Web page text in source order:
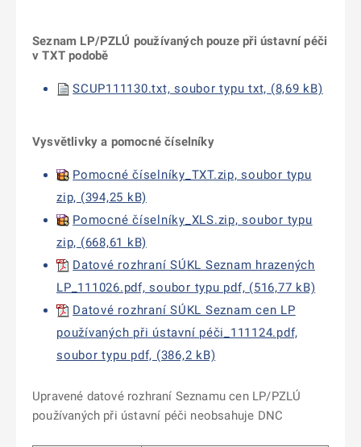
Seznam LP/PZLÚ používaných pouze při ústavní péči
v TXT podobě
SCUP111130.txt, soubor typu txt, (8,69 kB)
Vysvětlivky a pomocné číselníky
Pomocné číselníky_TXT.zip, soubor typu
zip, (394,25 kB)
Pomocné číselníky_XLS.zip, soubor typu
zip, (668,61 kB)
Datové rozhraní SÚKL Seznam hrazených
LP_111026.pdf, soubor typu pdf, (516,77 kB)
Datové rozhraní SÚKL Seznam cen LP
používaných při ústavní péči_111124.pdf,
soubor typu pdf, (386,2 kB)
Upravené datové rozhraní Seznamu cen LP/PZLÚ
používaných při ústavní péči neobsahuje DNC